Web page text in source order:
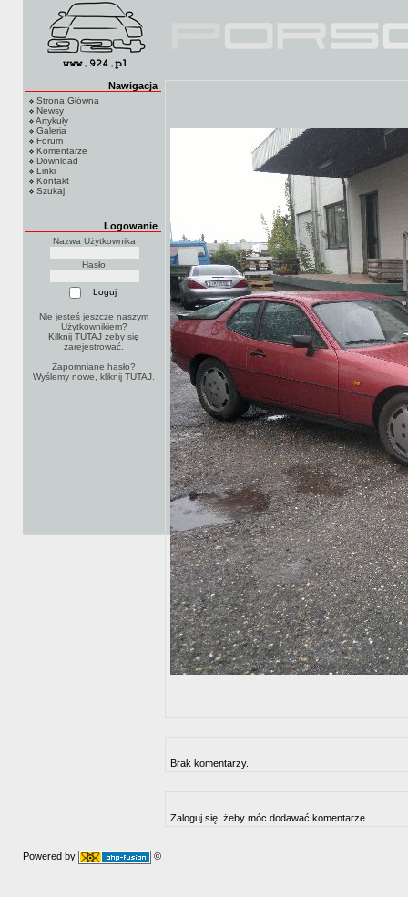
Nawigacja
Strona Główna
Newsy
Artykuły
Galeria
Forum
Komentarze
Download
Linki
Kontakt
Szukaj
Logowanie
Nazwa Użytkownika
Hasło
Nie jesteś jeszcze naszym
Użytkownikiem?
Kilknij TUTAJ żeby się
zarejestrować.
Zapomniane hasło?
Wyślemy nowe, kliknijTUTAJ
Brak komentarzy.
Zaloguj się, żeby móc dodawać komentarze.
Powered by ©